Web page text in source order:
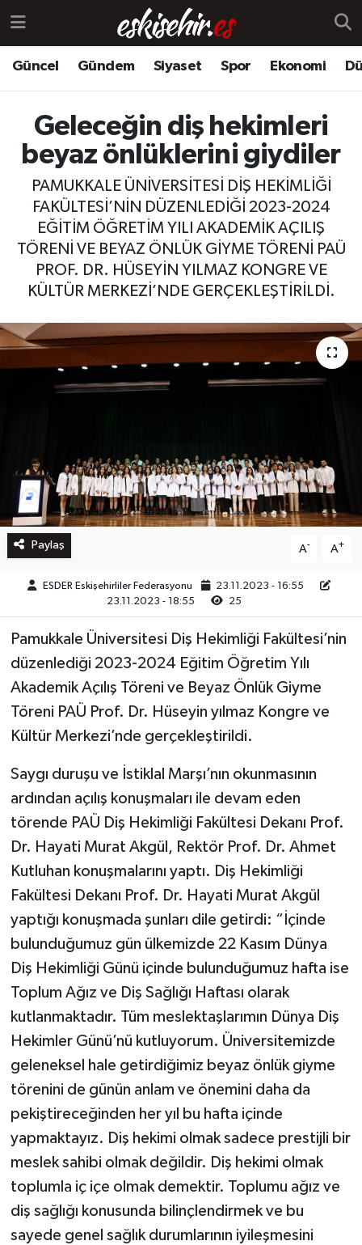
Güncel Gündem Siyaset Spor Ekonomi
Geleceğin diş hekimleri
beyaz önlüklerini giydiler
PAMUKKALE ÜNİVERSİTESİ DİŞ HEKİMLİĞİ
FAKÜLTESİ’NİN DÜZENLEDİĞİ 2023-2024
EĞİTİM ÖĞRETİM YILI AKADEMİK AÇILIŞ
TÖRENİ VE BEYAZ ÖNLÜK GİYME TÖRENİ PAÜ
PROF. DR. HÜSEYİN YILMAZ KONGRE VE
KÜLTÜR MERKEZİ’NDE GERÇEKLEŞTİRİLDİ.
Paylaş A- A+
ESDER Eskişehirliler Federasyonu
23.11.2023 - 16:55
23.11.2023 - 18:55
25
Pamukkale Üniversitesi Diş Hekimliği Fakültesi’nin
düzenlediği 2023-2024 Eğitim Öğretim Yılı
Akademik Açılış Töreni ve Beyaz Önlük Giyme
Töreni PAÜ Prof. Dr. Hüseyin yılmaz Kongre ve
Kültür Merkezi’nde gerçekleştirildi.
Saygı duruşu ve İstiklal Marşı’nın okunmasının
ardından açılış konuşmaları ile devam eden
törende PAÜ Diş Hekimliği Fakültesi Dekanı Prof.
Dr. Hayati Murat Akgül, Rektör Prof. Dr. Ahmet
Kutluhan konuşmalarını yaptı. Diş Hekimliği
Fakültesi Dekanı Prof. Dr. Hayati Murat Akgül
yaptığı konuşmada şunları dile getirdi: “İçinde
bulunduğumuz gün ülkemizde 22 Kasım Dünya
Diş Hekimliği Günü içinde bulunduğumuz hafta ise
Toplum Ağız ve Diş Sağlığı Haftası olarak
kutlanmaktadır. Tüm meslektaşlarımın Dünya Diş
Hekimler Günü’nü kutluyorum. Üniversitemizde
geleneksel hale getirdiğimiz beyaz önlük giyme
törenini de günün anlam ve önemini daha da
pekiştireceğinden her yıl bu hafta içinde
yapmaktayız. Diş hekimi olmak sadece prestijli bir
meslek sahibi olmak değildir. Diş hekimi olmak
toplumla iç içe olmak demektir. Toplumu ağız ve
diş sağlığı konusunda bilinçlendirmek ve bu
sayede genel sağlık durumlarının iyileşmesini